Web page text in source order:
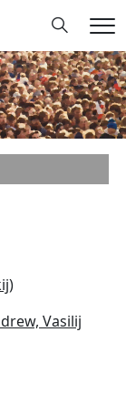
Hledání
Vasilij